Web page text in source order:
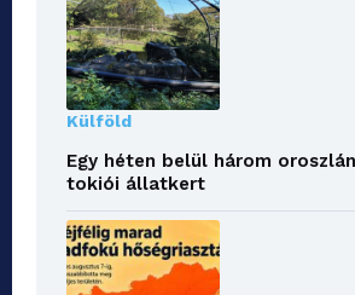
Külföld
Egy héten belül három
tokiói állatkert